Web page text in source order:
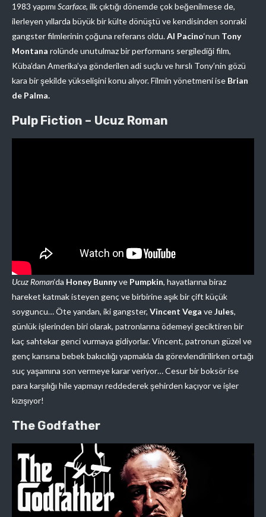
1983 yapımı Scarface, ilk çıktığı dönemde çok beğenilmese de,
ilerleyen yıllarda büyük bir külte dönüştü ve kendisinden sonraki
gangster filmlerinin çoğuna referans oldu.Al Pacino‘nun Tony
Montana rolünde unutulmaz bir performans sergilediği film,
Küba’dan Amerika’ya gönderilen adi suçlu ve hırslı Tony’nin gözü
kara bir şekilde yükselişini konu alıyor. Filmin yönetmeni ise Brian
de Palma.
Pulp Fiction – Ucuz Roman
Ucuz Roman‘da Honey Bunnyve Pumpkin, hayatlarına biraz
hareket katmak isteyen genç ve birbirine aşık bir çift küçük
soyguncu… Öte yandan, iki gangster, Vincent Vega veJules,
günlük işlerinden biri olarak, patronlarına ödemeyi geciktiren bir
kaç sahtekar genci vurmaya gidiyorlar. Vincent, patronun güzel ve
genç karısına bebek bakıcılığı yapmakla da görevlendirilirken ortağı
suç yaşamına son vermeye karar veriyor… Cesur bir boksör ise
para karşılığı hile yapmayı reddederek şehirden kaçıyor ve işler
kızışıyor!
The Godfather